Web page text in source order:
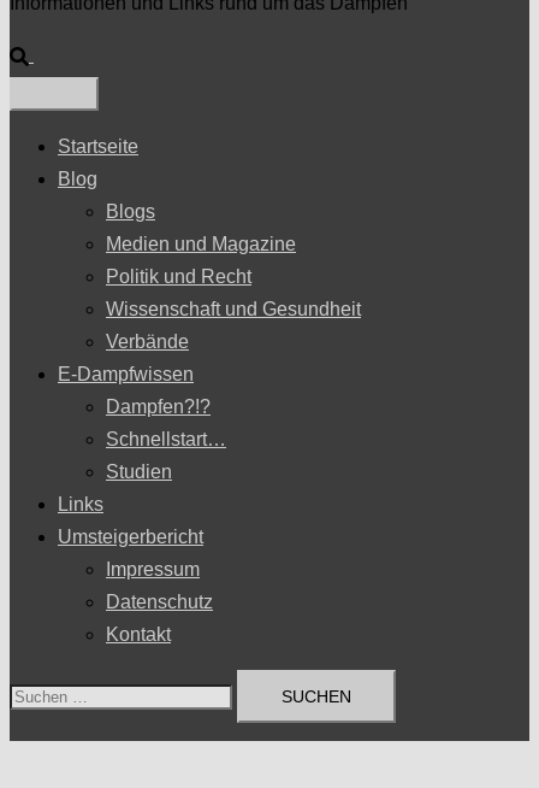
Suche
Startseite
Blog
Blogs
Medien und Magazine
Politik und Recht
Wissenschaft und Gesundheit
Verbände
E-Dampfwissen
Dampfen?!?
Schnellstart…
Studien
Links
Umsteigerbericht
Impressum
Datenschutz
Kontakt
Suchen